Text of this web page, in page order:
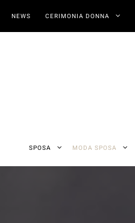
NEWS CERIMONIA DONNA
SPOSA MODA SPOSA